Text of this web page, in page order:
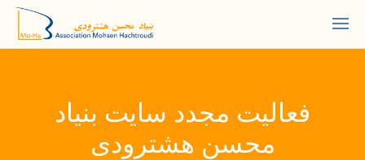
فعالیت مجدد سایت بنیاد
محسن هشترودی